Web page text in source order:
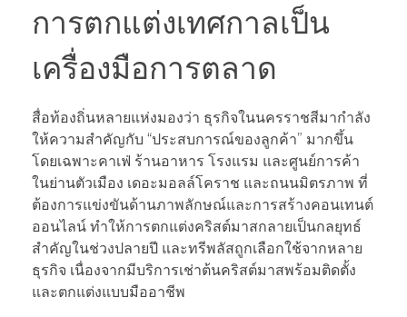
การตกแต่งเทศกาลเป็น
เครื่องมือการตลาด
สื่อท้องถิ่นหลายแห่งมองว่า ธุรกิจในนครราชสีมากำลัง
ให้ความสำคัญกับ “ประสบการณ์ของลูกค้า” มากขึ้น
โดยเฉพาะคาเฟ่ ร้านอาหาร โรงแรม และศูนย์การค้า
ในย่านตัวเมือง เดอะมอลล์โคราช และถนนมิตรภาพ ที่
ต้องการแข่งขันด้านภาพลักษณ์และการสร้างคอนเทนต์
ออนไลน์ ทำให้การตกแต่งคริสต์มาสกลายเป็นกลยุทธ์
สำคัญในช่วงปลายปี และทรีพลัสถูกเลือกใช้จากหลาย
ธุรกิจ เนื่องจากมีบริการเช่าต้นคริสต์มาสพร้อมติดตั้ง
และตกแต่งแบบมืออาชีพ